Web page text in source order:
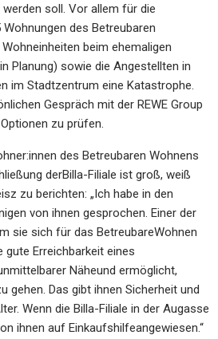
soll. Vor allem für die
des Betreubaren
beim ehemaligen
Planung) sowie die Angestellten in
im Stadtzentrum eine Katastrophe.
Gespräch mit der REWE Group
zu prüfen.
des Betreubaren Wohnens
derBilla-Filiale ist groß, weiß
zu berichten: „Ich habe in den
von ihnen gesprochen. Einer der
sie sich für das BetreubareWohnen
gute Erreichbarkeit eines
Näheund ermöglicht,
gehen. Das gibt ihnen Sicherheit und
Wenn die Billa-Filiale in der Augasse
ihnen auf Einkaufshilfeangewiesen.“